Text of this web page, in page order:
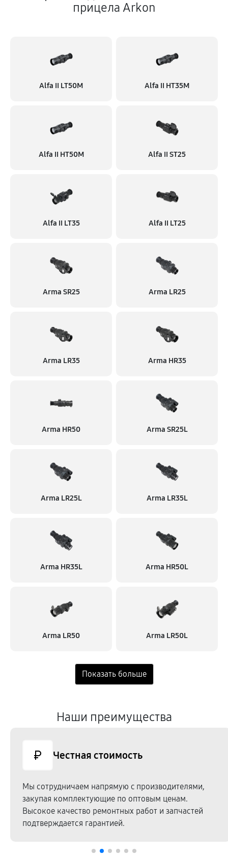
прицела Arkon
Alfa II LT50M Alfa II HT35M
Alfa II HT50M Alfa II ST25
Alfa II LT35 Alfa II LT25
Arma SR25 Arma LR25
Arma LR35 Arma HR35
Arma HR50 Arma SR25L
Arma LR25L Arma LR35L
Arma HR35L Arma HR50L
Arma LR50 Arma LR50L
Наши преимущества
Честная стоимость
Мы сотрудничаем напрямую c производителями,
закупая комплектующие по оптовым ценам.
Высокое качество ремонтных работ и запчастей
подтверждается гарантией.